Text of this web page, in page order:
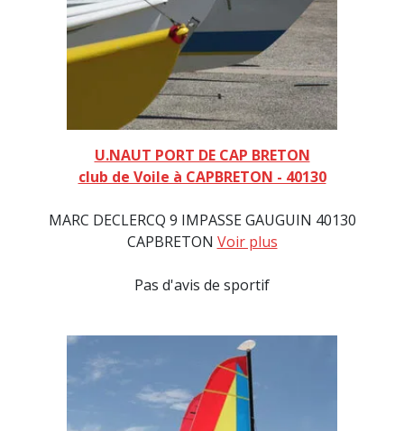
U.NAUT PORT DE CAP BRETON
club de Voile à CAPBRETON - 40130
MARC DECLERCQ 9 IMPASSE GAUGUIN 40130
CAPBRETON Voir plus
Pas d'avis de sportif